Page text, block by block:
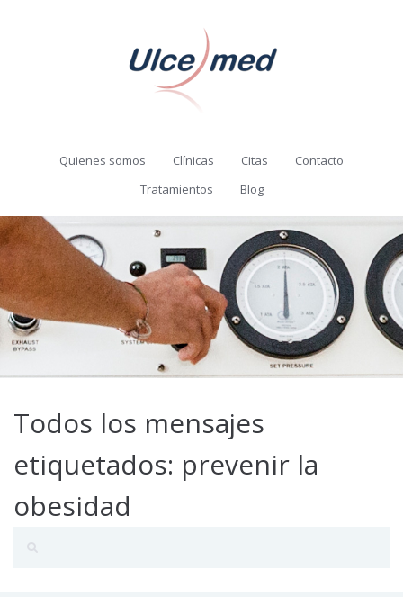
Quienes somos Clínicas Citas
Contacto
Tratamientos
Blog
Todos los mensajes
etiquetados: prevenir la
obesidad